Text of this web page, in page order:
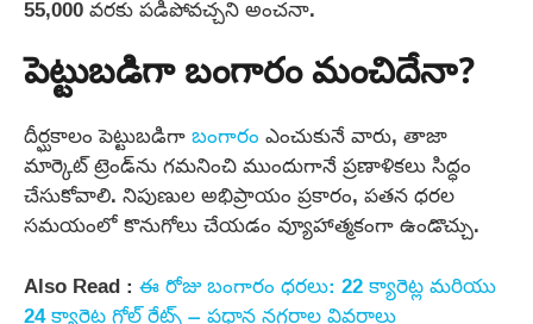
55,000 వరకు పడిపోవచ్చని అంచనా.
పెట్టుబడిగా బంగారం మంచిదేనా?
దీర్ఘకాలం పెట్టుబడిగాబంగారంఎంచుకునే వారు, తాజా
మార్కెట్ ట్రెండ్‌ను గమనించి ముందుగానే ప్రణాళికలు సిద్ధం
చేసుకోవాలి. నిపుణుల అభిప్రాయం ప్రకారం, పతన ధరల
సమయంలో కొనుగోలు చేయడం వ్యూహాత్మకంగా ఉండొచ్చు.
Also Read : ఈ రోజు బంగారం ధరలు: 22 క్యారెట్ల మరియు
24 క్యారెట్ల గోల్డ్ రేట్స్ – ప్రధాన నగరాల వివరాలు